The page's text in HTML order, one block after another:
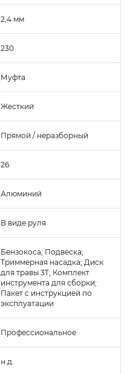
2,4 мм
230
Муфта
Жесткий
Прямой / неразборный
26
Алюминий
В виде руля
Бензокоса; Подвеска;
Триммерная насадка; Диск
для травы 3T; Комплект
инструмента для сборки;
Пакет с инструкцией по
эксплуатации
Профессиональное
н.д.